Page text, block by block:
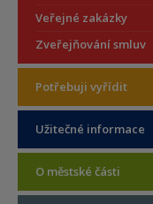
Veřejné zakázky
Zveřejňování smluv
Potřebuji vyřídit
Užitečné informace
O městské části